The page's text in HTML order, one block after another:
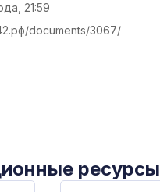
21:59
documents/3067/
ресурсы